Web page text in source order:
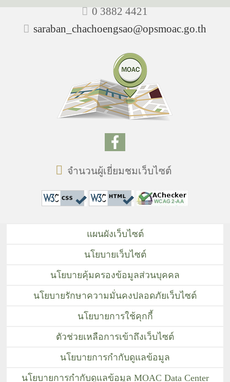
0 3882 4421
saraban_chachoengsao@opsmoac.go.th
จำนวนผู้เยี่ยมชมเว็บไซต์
แผนผังเว็บไซต์
นโยบายเว็บไซต์
นโยบายคุ้มครองข้อมูลส่วนบุคคล
นโยบายรักษาความมั่นคงปลอดภัยเว็บไซต์
นโยบายการใช้คุกกี้
ตัวช่วยเหลือการเข้าถึงเว็บไซต์
นโยบายการกำกับดูแลข้อมูล
นโยบายการกำกับดูแลข้อมูล MOAC Data Center